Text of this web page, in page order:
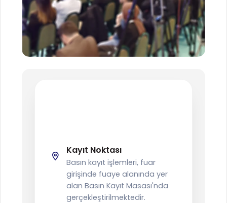
Kayıt Noktası
Basın kayıt işlemleri, fuar
girişinde fuaye alanında yer
alan Basın Kayıt Masası'nda
gerçekleştirilmektedir.